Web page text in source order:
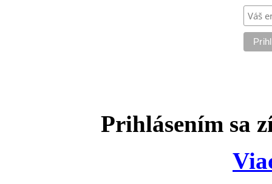
Prihlásením sa